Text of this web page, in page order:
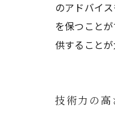
のアドバイ
を保つこと
供すること
技術力の